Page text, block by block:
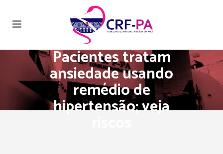
Pacientes tratam
ansiedade usando
remédio de
hipertensão; veja